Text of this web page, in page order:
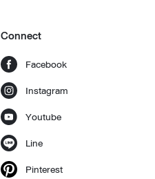
Connect
Facebook
Instagram
Youtube
Line
Pinterest